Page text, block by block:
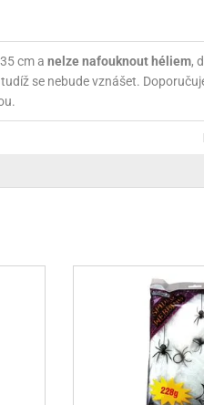
cm a nelze nafouknout héliem,
se nebude vznášet.